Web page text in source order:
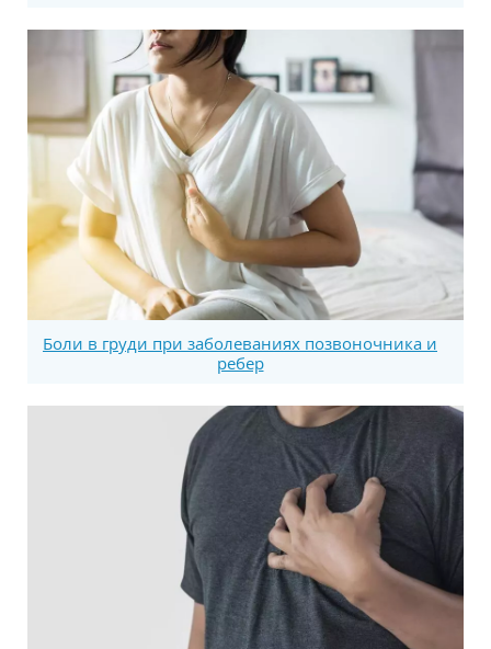
Боли в груди при заболеваниях позвоночника и
ребер